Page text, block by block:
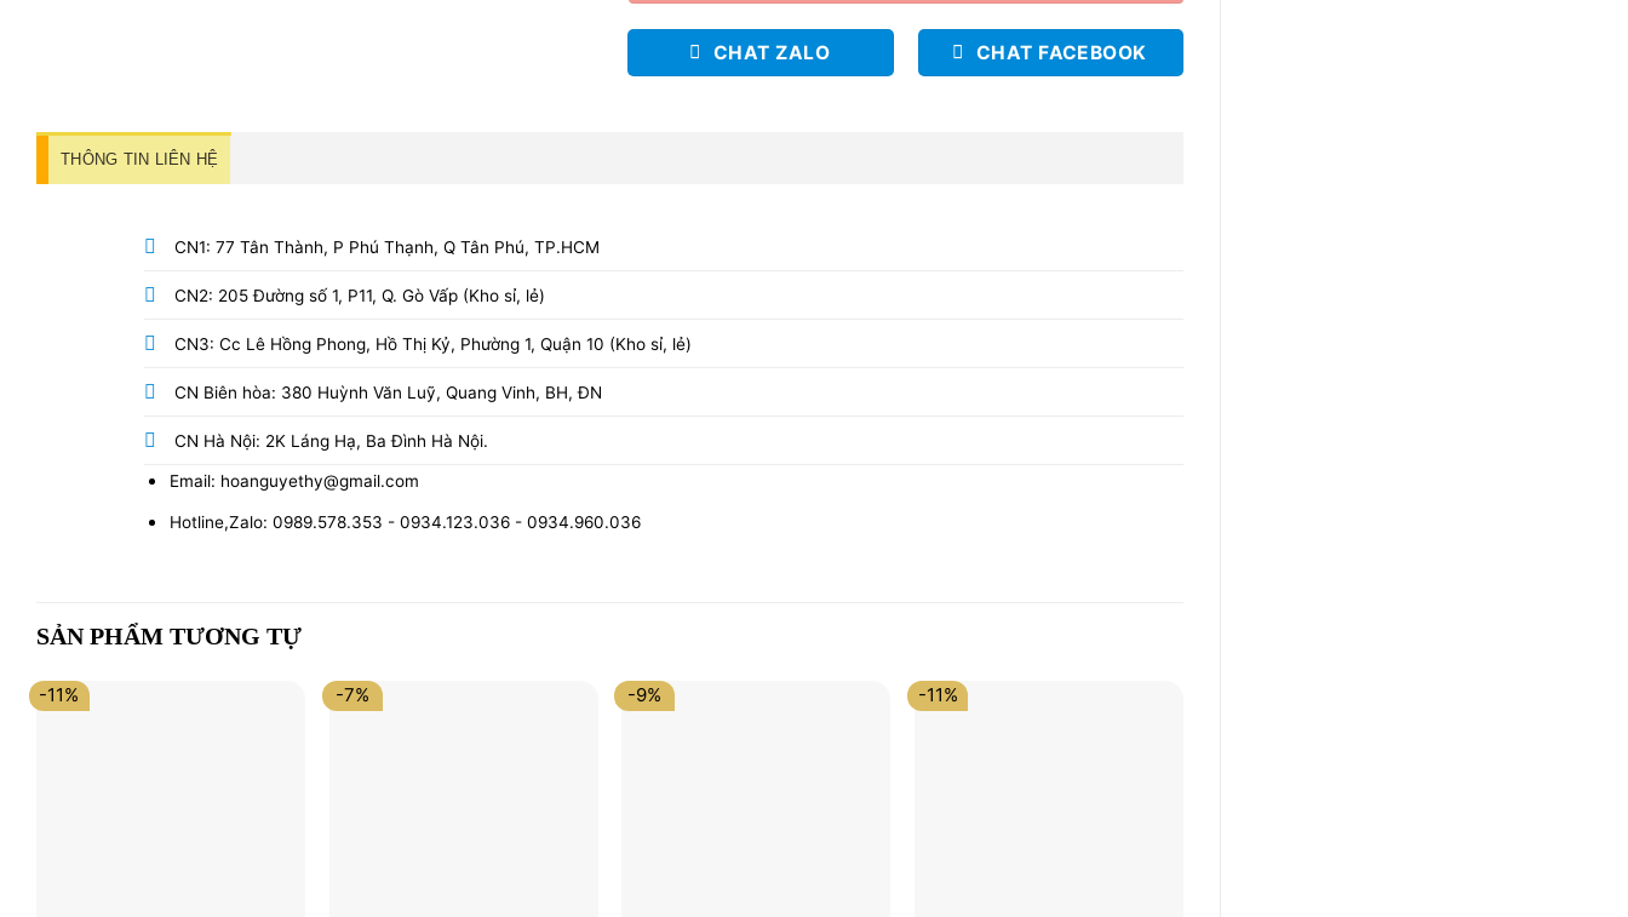
CHAT ZALO CHAT FACEBOOK
THÔNG TIN LIÊN HỆ
CN1: 77 Tân Thành, P Phú Thạnh, Q Tân Phú, TP.HCM
CN2: 205 Đường số 1, P11, Q. Gò Vấp (Kho sỉ, lẻ)
CN3: Cc Lê Hồng Phong, Hồ Thị Kỷ, Phường 1, Quận 10 (Kho sỉ, lẻ)
CN Biên hòa: 380 Huỳnh Văn Luỹ, Quang Vinh, BH, ĐN
CN Hà Nội: 2K Láng Hạ, Ba Đình Hà Nội.
Email: hoanguyethy@gmail.com
Hotline,Zalo: 0989.578.353 - 0934.123.036 - 0934.960.036
SẢN PHẨM TƯƠNG TỰ
-11% -7% -9% -11%